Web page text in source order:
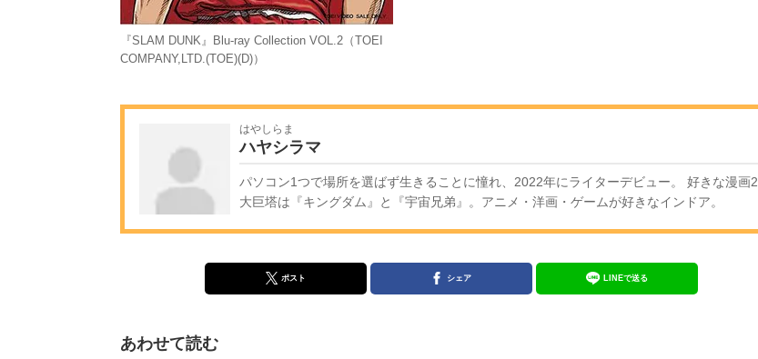
『SLAM DUNK』Blu-ray Collection VOL.2（TOEI
COMPANY,LTD.(TOE)(D)）
はやしらま
ハヤシラマ
パソコン1つで場所を選ばず生きることに憧れ、2022年にライターデビュー。 好きな漫画2
大巨塔は『キングダム』と『宇宙兄弟』。アニメ・洋画・ゲームが好きなインドア。
ポスト シェア LINEで送る
あわせて読む